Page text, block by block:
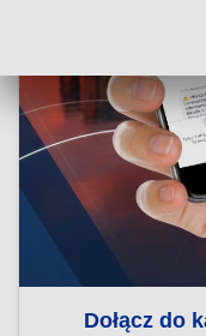
Dołącz do